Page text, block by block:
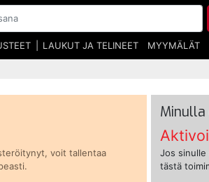
LAUKUT JA TELINEET MYYMÄLÄT
voit tallentaa
Jos sinulle
tästä